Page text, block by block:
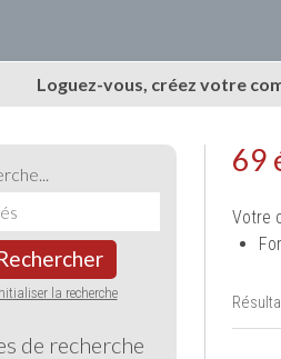
Loguez-vous, créez votre
la recherche
de recherche
69
Votre